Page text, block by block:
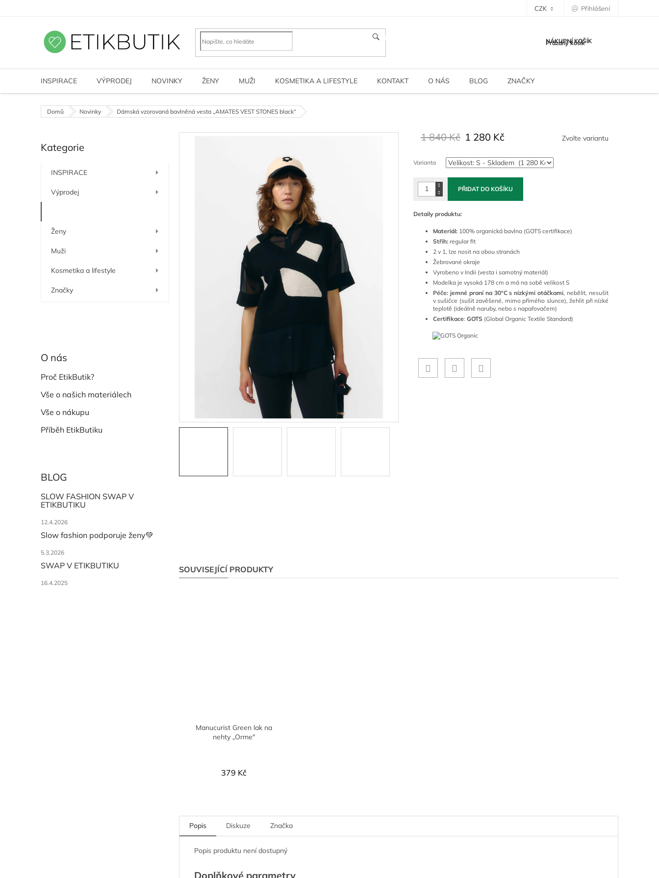
CZK Přihlášení
HLEDAT NÁKUPNÍ KOŠÍK
Prázdný košík
INSPIRACE VÝPRODEJ NOVINKY ŽENY MUŽI KOSMETIKA A LIFESTYLE KONTAKT O NÁS BLOG ZNAČKY
Domů Novinky Dámská vzorovaná bavlněná vesta „AMATES VEST STONES black“
o
n
í
Přeskočit
kategorie
Kategorie
INSPIRACE
Výprodej
Ženy
Muži
Kosmetika a lifestyle
Značky
O nás
Proč EtikButik?
Vše o našich materiálech
Vše o nákupu
Příběh EtikButiku
BLOG
SLOW FASHION SWAP V
ETIKBUTIKU
12.4.2026
Slow fashion podporuje ženy💚
5.3.2026
SWAP V ETIKBUTIKU
16.4.2025
1 840 Kč 1 280 Kč
cena:
Zvolte variantu
Varianta
PŘIDAT DO KOŠÍKU
Detaily produktu:
Materiál: 100% organická bavlna (GOTS certifikace)
Střih: regular fit
2 v 1, lze nosit na obou stranách
Žebrované okraje
Vyrobeno v Indii (vesta i samotný materiál)
Modelka je vysoká 178 cm a má na sobě velikost S
Péče: jemné praní na 30°C s nízkými otáčkami, nebělit, nesušit
v sušičce (sušit zavěšené, mimo přímého slunce), žehlit při nízké
teplotě (ideálně naruby, nebo s napařovačem)
Certifikace: GOTS (Global Organic Textile Standard)
SOUVISEJÍCÍ PRODUKTY
Manucurist Green lak na
nehty „Orme"
379 Kč
Popis Diskuze Značka
Popis produktu není dostupný
Doplňkové parametry